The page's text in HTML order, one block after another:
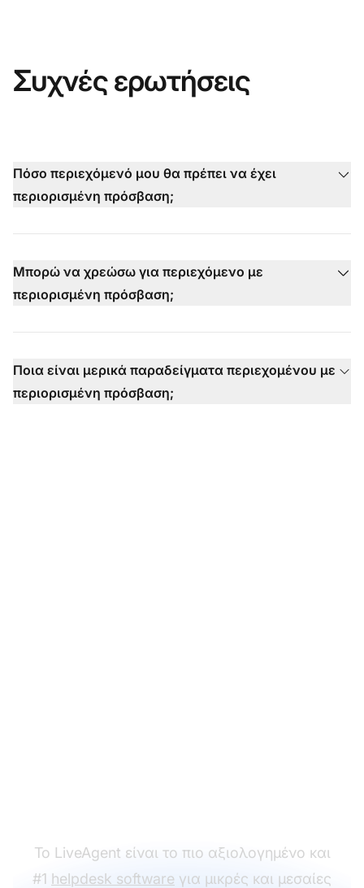
Συχνές ερωτήσεις
Πόσο περιεχόμενό μου θα πρέπει να έχει
περιορισμένη πρόσβαση;
Μπορώ να χρεώσω για περιεχόμενο με
περιορισμένη πρόσβαση;
Ποια είναι μερικά παραδείγματα περιεχομένου με
περιορισμένη πρόσβαση;
Το LiveAgent είναι το πιο αξιολογημένο και
#1 helpdesk software για μικρές και μεσαίες